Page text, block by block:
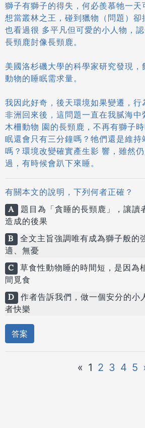
獅子有獅子的得失，何必羨慕牠一
想當叢林之王，碰到獵物（問題）
也看過很 多平凡但可愛的小人物，
長頸鹿尌像長頸鹿。
美國洛杉磯大學的科學家研究發現
動物的睡眠需求量。
我因此好奇，後天環境如果變遷，
非洲回來後，這問題一直在我腻海
木柵動物 園的長頸鹿，不再有獅子
眠還會只有三分鐘嗎？牠們還是維持
嗎？環境改變確實產生影 響，雖然
過，有時候會趴下來睡。
有關本文的說明，下列何者正確？
A 題目為「貪睡的長頸鹿」，讓讀
造成的後果
B 全文主旨強調唯有成為獅子般的
適、無憂
C 草食性動物睡的時間短，是因為
間覓食
D 作者告訴我們，做一個安分的小
者快樂
答案
« 1 2 3 4 5